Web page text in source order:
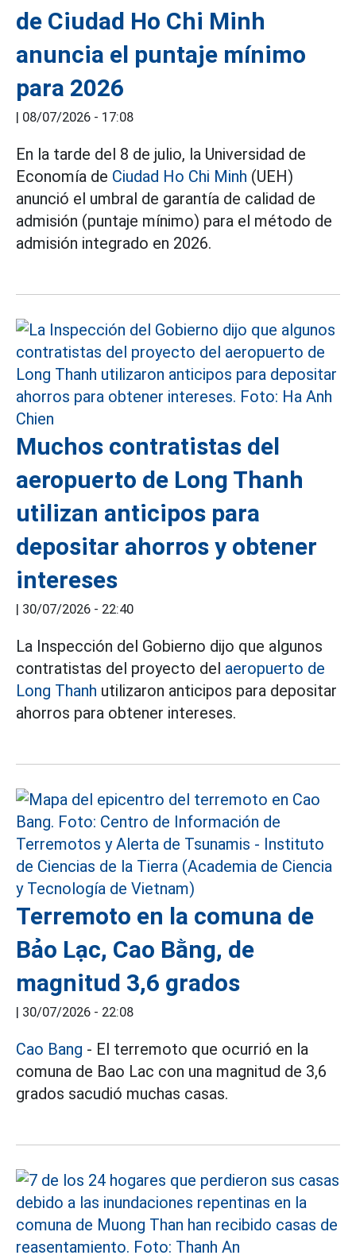
de Ciudad Ho Chi Minh
anuncia el puntaje mínimo
para 2026
| 08/07/2026 - 17:08
En la tarde del 8 de julio, la Universidad de
Economía de Ciudad Ho Chi Minh (UEH)
anunció el umbral de garantía de calidad de
admisión (puntaje mínimo) para el método de
admisión integrado en 2026.
Muchos contratistas del
aeropuerto de Long Thanh
utilizan anticipos para
depositar ahorros y obtener
intereses
| 30/07/2026 - 22:40
La Inspección del Gobierno dijo que algunos
contratistas del proyecto del aeropuerto de
Long Thanh utilizaron anticipos para depositar
ahorros para obtener intereses.
Terremoto en la comuna de
Bảo Lạc, Cao Bằng, de
magnitud 3,6 grados
| 30/07/2026 - 22:08
Cao Bang - El terremoto que ocurrió en la
comuna de Bao Lac con una magnitud de 3,6
grados sacudió muchas casas.